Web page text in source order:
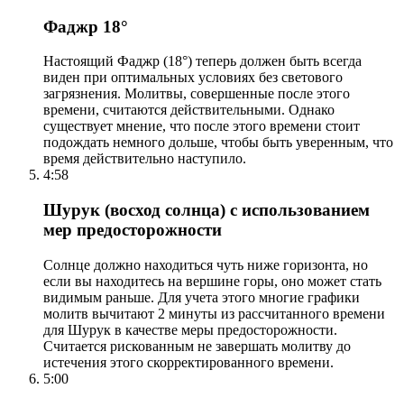
Фаджр 18°
Настоящий Фаджр (18°) теперь должен быть всегда
виден при оптимальных условиях без светового
загрязнения. Молитвы, совершенные после этого
времени, считаются действительными. Однако
существует мнение, что после этого времени стоит
подождать немного дольше, чтобы быть уверенным, что
время действительно наступило.
4:58
Шурук (восход солнца) с использованием
мер предосторожности
Солнце должно находиться чуть ниже горизонта, но
если вы находитесь на вершине горы, оно может стать
видимым раньше. Для учета этого многие графики
молитв вычитают 2 минуты из рассчитанного времени
для Шурук в качестве меры предосторожности.
Считается рискованным не завершать молитву до
истечения этого скорректированного времени.
5:00